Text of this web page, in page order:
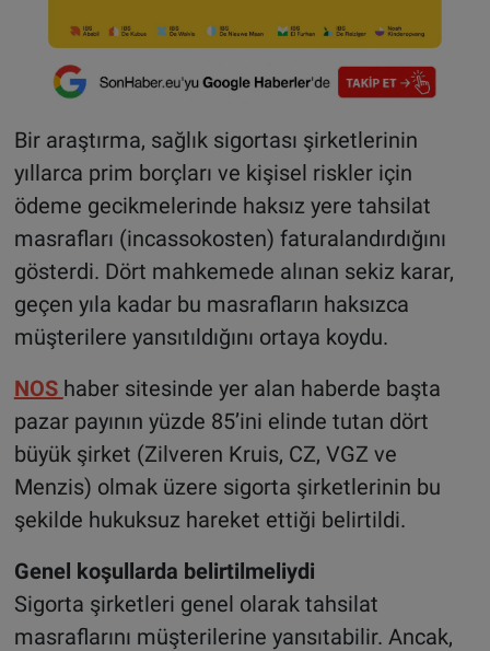
Bir araştırma, sağlık sigortası şirketlerinin
yıllarca prim borçları ve kişisel riskler için
ödeme gecikmelerinde haksız yere tahsilat
masrafları (incassokosten) faturalandırdığını
gösterdi. Dört mahkemede alınan sekiz karar,
geçen yıla kadar bu masrafların haksızca
müşterilere yansıtıldığını ortaya koydu.
NOS haber sitesinde yer alan haberde başta
pazar payının yüzde 85’ini elinde tutan dört
büyük şirket (Zilveren Kruis, CZ, VGZ ve
Menzis) olmak üzere sigorta şirketlerinin bu
şekilde hukuksuz hareket ettiği belirtildi.
Genel koşullarda belirtilmeliydi
Sigorta şirketleri genel olarak tahsilat
masraflarını müşterilerine yansıtabilir. Ancak,